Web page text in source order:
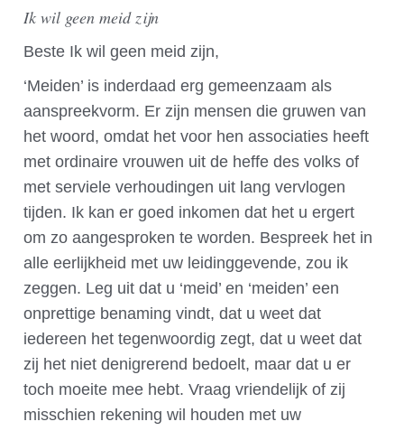
Ik wil geen meid zijn
Beste Ik wil geen meid zijn,
‘Meiden’ is inderdaad erg gemeenzaam als
aanspreekvorm. Er zijn mensen die gruwen van
het woord, omdat het voor hen associaties heeft
met ordinaire vrouwen uit de heffe des volks of
met serviele verhoudingen uit lang vervlogen
tijden. Ik kan er goed inkomen dat het u ergert
om zo aangesproken te worden. Bespreek het in
alle eerlijkheid met uw leidinggevende, zou ik
zeggen. Leg uit dat u ‘meid’ en ‘meiden’ een
onprettige benaming vindt, dat u weet dat
iedereen het tegenwoordig zegt, dat u weet dat
zij het niet denigrerend bedoelt, maar dat u er
toch moeite mee hebt. Vraag vriendelijk of zij
misschien rekening wil houden met uw